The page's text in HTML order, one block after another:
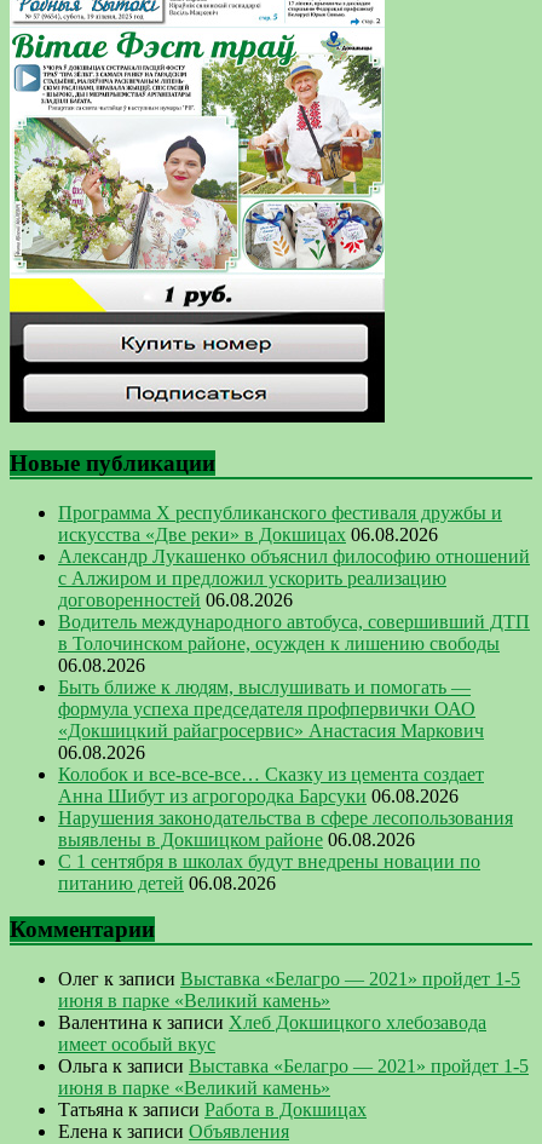
Новые публикации
Программа Х республиканского фестиваля дружбы и
искусства «Две реки» в Докшицах 06.08.2026
Александр Лукашенко объяснил философию отношений
с Алжиром и предложил ускорить реализацию
договоренностей 06.08.2026
Водитель международного автобуса, совершивший ДТП
в Толочинском районе, осужден к лишению свободы
06.08.2026
Быть ближе к людям, выслушивать и помогать —
формула успеха председателя профпервички ОАО
«Докшицкий райагросервис» Анастасия Маркович
06.08.2026
Колобок и все-все-все… Сказку из цемента создает
Анна Шибут из агрогородка Барсуки 06.08.2026
Нарушения законодательства в сфере лесопользования
выявлены в Докшицком районе 06.08.2026
С 1 сентября в школах будут внедрены новации по
питанию детей 06.08.2026
Комментарии
Олег к записи Выставка «Белагро — 2021» пройдет 1-5
июня в парке «Великий камень»
Валентина к записи Хлеб Докшицкого хлебозавода
имеет особый вкус
Ольга к записи Выставка «Белагро — 2021» пройдет 1-5
июня в парке «Великий камень»
Татьяна к записи Работа в Докшицах
Елена к записи Объявления